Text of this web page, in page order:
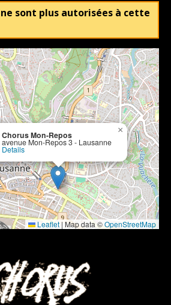
sont plus autorisées à cette
Chorus Mon-Repos
avenue Mon-Repos 3 - Lausanne
Details
×
Leaflet | Map data ©OpenStreetMap